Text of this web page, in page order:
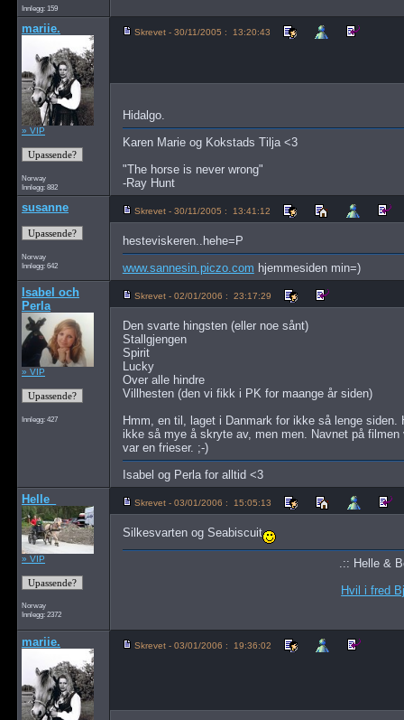
Innlegg: 159
mariie.
» VIP
Norway
Innlegg: 882
Skrevet - 30/11/2005 : 13:20:43
Hidalgo.
Karen Marie og Kokstads Tilja <3
"The horse is never wrong"
-Ray Hunt
susanne
Norway
Innlegg: 642
Skrevet - 30/11/2005 : 13:41:12
hesteviskeren..hehe=P
www.sannesin.piczo.com hjemmesiden min=)
Isabel och
Perla
» VIP
Innlegg: 427
Skrevet - 02/01/2006 : 23:17:29
Den svarte hingsten (eller noe sånt)
Stallgjengen
Spirit
Lucky
Over alle hindre
Villhesten (den vi fikk i PK for maange år siden)
Hmm, en til, laget i Danmark for ikke så lenge
ikke så mye å skryte av, men men. Navnet på
var en frieser. ;-)
Isabel og Perla for alltid <3
Helle_
» VIP
Norway
Innlegg: 2372
Skrevet - 03/01/2006 : 15:05:13
Silkesvarten og Seabiscuit
.:: Helle &
Hvil i fred
mariie. Skrevet - 03/01/2006 : 19:36:02